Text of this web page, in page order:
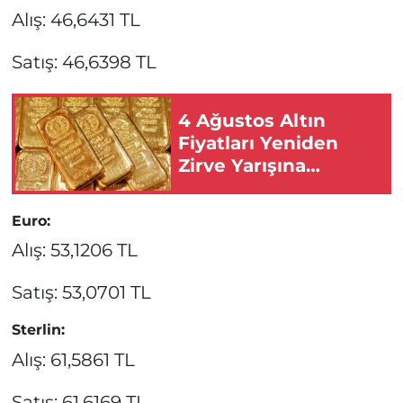
Alış: 46,6431 TL
Satış: 46,6398 TL
4 Ağustos Altın
Fiyatları Yeniden
Zirve Yarışına
Euro:
Alış: 53,1206 TL
Satış: 53,0701 TL
Sterlin:
Alış: 61,5861 TL